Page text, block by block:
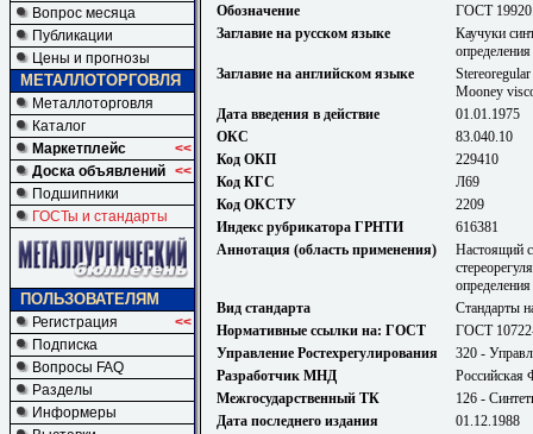
Вопрос месяца
Публикации
Цены и прогнозы
МЕТАЛЛОТОРГОВЛЯ
Металлоторговля
Каталог
Маркетплейс
<<
Доска объявлений <<
Подшипники
ГОСТы и стандарты
ПОЛЬЗОВАТЕЛЯМ
Регистрация
<<
Подписка
Вопросы FAQ
Разделы
Информеры
Обозначение
ГОСТ
Заглавие на русском языке
Каучуки
Заглавие на английском языке
Mooney
Дата введения в действие
01.01.1975
ОКС
83.040.10
Код ОКП
229410
Код КГС
Л69
Код ОКСТУ
2209
Индекс рубрикатора ГРНТИ
616381
Аннотация (область применения)
Настоящий
Вид стандарта
Стандарты
Нормативные ссылки на: ГОСТ
ГОСТ
Управление Ростехрегулирования
320 -
Разработчик МНД
Российская
Межгосударственный ТК
126 -
Дата последнего издания
01.12.1988